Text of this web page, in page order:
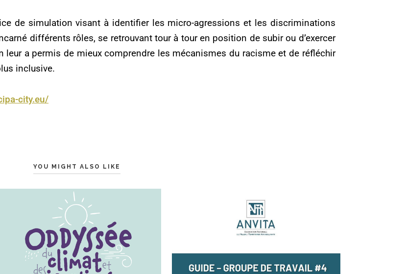
de simulation visant à identifier les micro-agressions et les discriminations
différents rôles, se retrouvant tour à tour en position de subir ou d’exercer
a permis de mieux comprendre les mécanismes du racisme et de réfléchir
inclusive.
city.eu/
YOU MIGHT ALSO LIKE